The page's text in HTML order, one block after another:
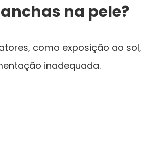
na pele?
como exposição ao sol,
inadequada.